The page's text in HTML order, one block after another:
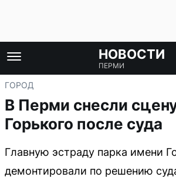
НОВОСТИ
ПЕРМИ
ГОРОД
В Перми снесли
Горького после суда
Главную эстраду парка имени
демонтировали по решению